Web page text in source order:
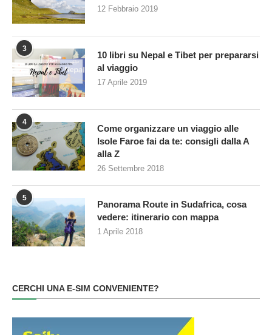
12 Febbraio 2019
3
10 libri su Nepal e Tibet per prepararsi
al viaggio
17 Aprile 2019
4
Come organizzare un viaggio alle
Isole Faroe fai da te: consigli dalla A
alla Z
26 Settembre 2018
5
Panorama Route in Sudafrica, cosa
vedere: itinerario con mappa
1 Aprile 2018
CERCHI UNA E-SIM CONVENIENTE?